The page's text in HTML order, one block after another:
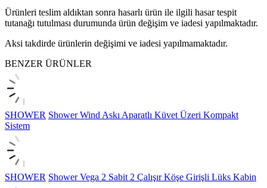
Ürünleri teslim aldıktan sonra hasarlı ürün ile ilgili hasar tespit
tutanağı tutulması durumunda ürün değişim ve iadesi yapılmaktadır.
Aksi takdirde ürünlerin değişimi ve iadesi yapılmamaktadır.
BENZER ÜRÜNLER
SHOWER Shower Wind Askı Aparatlı Küvet Üzeri Kompakt
Sistem
SHOWER Shower Vega 2 Sabit 2 Çalışır Köşe Girişli Lüks Kabin